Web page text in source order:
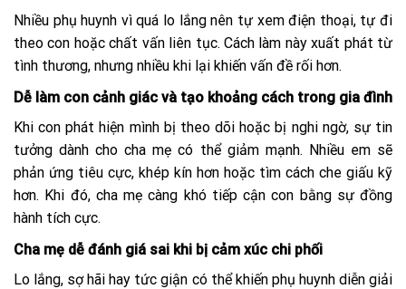
Nhiều phụ huynh vì quá lo lắng nên tự xem điện thoại, tự đi
theo con hoặc chất vấn liên tục. Cách làm này xuất phát từ
tình thương, nhưng nhiều khi lại khiến vấn đề rối hơn.
Dễ làm con cảnh giác và tạo khoảng cách trong gia đình
Khi con phát hiện mình bị theo dõi hoặc bị nghi ngờ, sự tin
tưởng dành cho cha mẹ có thể giảm mạnh. Nhiều em sẽ
phản ứng tiêu cực, khép kín hơn hoặc tìm cách che giấu kỹ
hơn. Khi đó, cha mẹ càng khó tiếp cận con bằng sự đồng
hành tích cực.
Cha mẹ dễ đánh giá sai khi bị cảm xúc chi phối
Lo lắng, sợ hãi hay tức giận có thể khiến phụ huynh diễn giải